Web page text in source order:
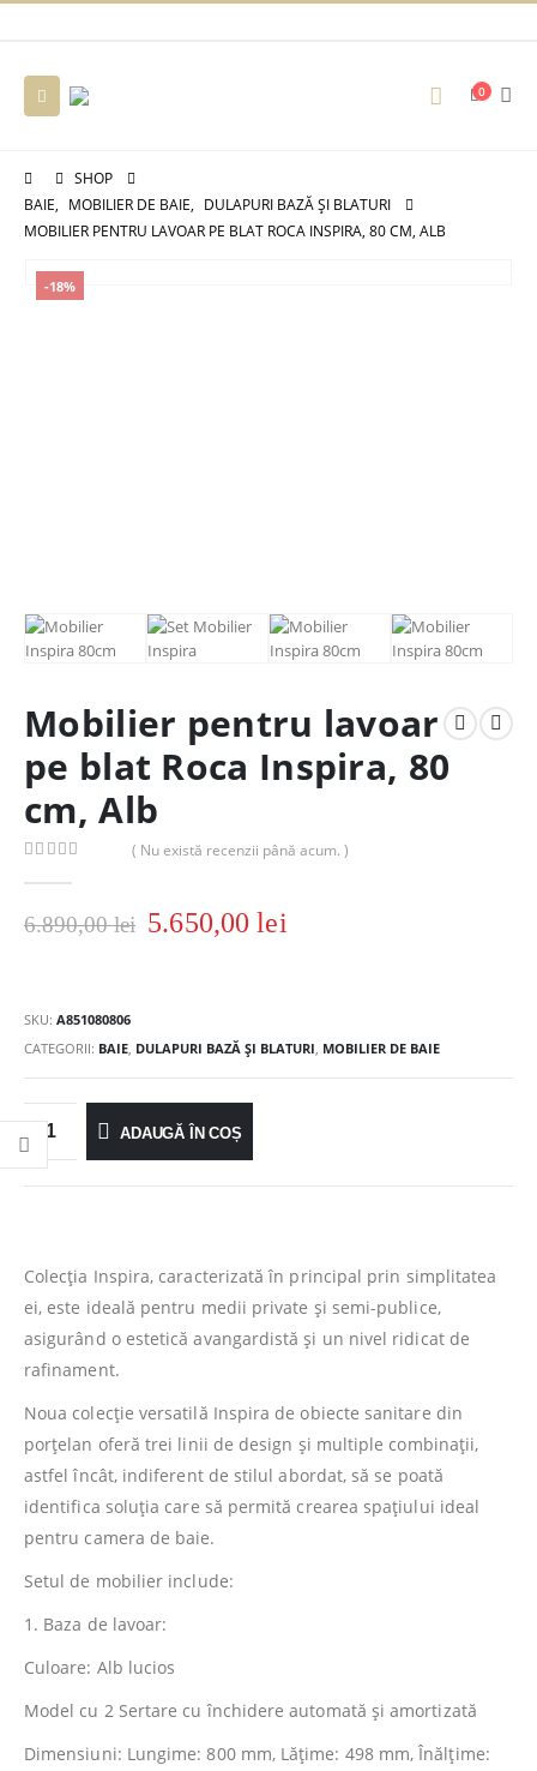
0
SHOP
BAIE, MOBILIER DE BAIE, DULAPURI BAZĂ ȘI BLATURI
MOBILIER PENTRU LAVOAR PE BLAT ROCA INSPIRA, 80 CM, ALB
-18%
Mobilier pentru lavoar
pe blat Roca Inspira, 80
cm, Alb
( Nu există recenzii până acum. )
6.890,00lei 5.650,00lei
SKU: A851080806
CATEGORII: BAIE, DULAPURI BAZĂ ȘI BLATURI, MOBILIER DE BAIE
ADAUGĂ ÎN COȘ
Colecția Inspira, caracterizată în principal prin simplitatea
ei, este ideală pentru medii private și semi-publice,
asigurând o estetică avangardistă și un nivel ridicat de
rafinament.
Noua colecție versatilă Inspira de obiecte sanitare din
porțelan oferă trei linii de design și multiple combinații,
astfel încât, indiferent de stilul abordat, să se poată
identifica soluția care să permită crearea spațiului ideal
pentru camera de baie.
Setul de mobilier include:
1. Baza de lavoar:
Culoare: Alb lucios
Model cu 2 Sertare cu închidere automată şi amortizată
Dimensiuni: Lungime: 800 mm, Lăţime: 498 mm, Înălţime: